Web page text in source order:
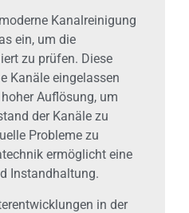
Kanalreinigung
ein, um die
zu prüfen. Diese
Kanäle eingelassen
Auflösung, um
der Kanäle zu
Probleme zu
ermöglicht eine
Instandhaltung.
in der